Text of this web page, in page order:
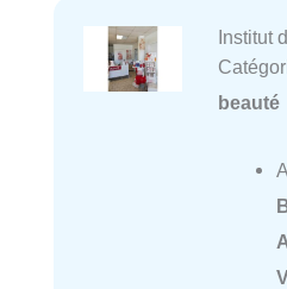
Institut
beauté